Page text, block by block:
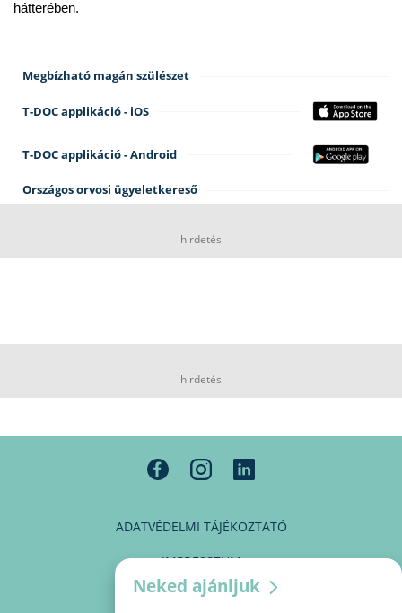
hátterében.
Megbízható magán szülészet
T-DOC applikáció - iOS
T-DOC applikáció - Android
Országos orvosi ügyeletkereső
hirdetés
hirdetés
ADATVÉDELMI TÁJÉKOZTATÓ
IMPRESSZUM
MÉDIAAJÁNLAT
Neked ajánljuk